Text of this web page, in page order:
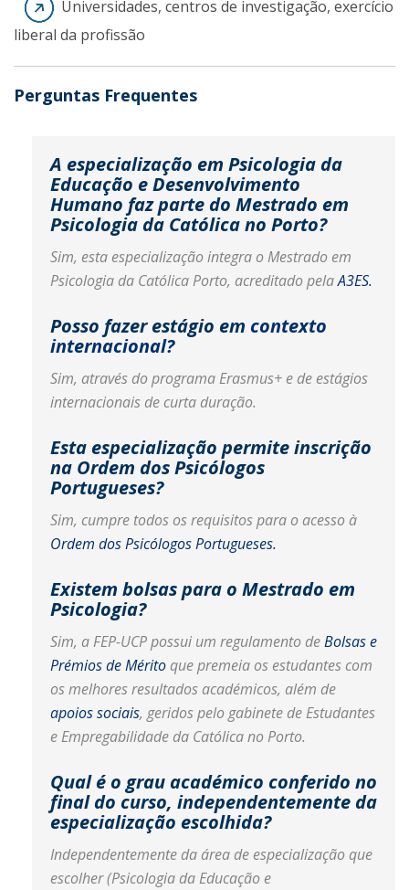
Universidades, centros de investigação, exercício
liberal da profissão
Perguntas Frequentes
A especialização em Psicologia da
Educação e Desenvolvimento
Humano faz parte do Mestrado em
Psicologia da Católica no Porto?
Sim, esta especialização integra o Mestrado em
Psicologia da Católica Porto, acreditado pelaA3ES.
Posso fazer estágio em contexto
internacional?
Sim, através do programa Erasmus+ e de estágios
internacionais de curta duração.
Esta especialização permite inscrição
na Ordem dos Psicólogos
Portugueses?
Sim, cumpre todos os requisitos para o acesso à
Ordem dos Psicólogos Portugueses.
Existem bolsas para o Mestrado em
Psicologia?
Sim, a FEP-UCP possui um regulamento deBolsas e
Prémios de Mérito que premeia os estudantes com
os melhores resultados académicos, além de
apoios sociais, geridos pelo gabinete de Estudantes
e Empregabilidade da Católica no Porto.
Qual é o grau académico conferido no
final do curso, independentemente da
especialização escolhida?
Independentemente da área de especialização que
escolher (Psicologia da Educação e